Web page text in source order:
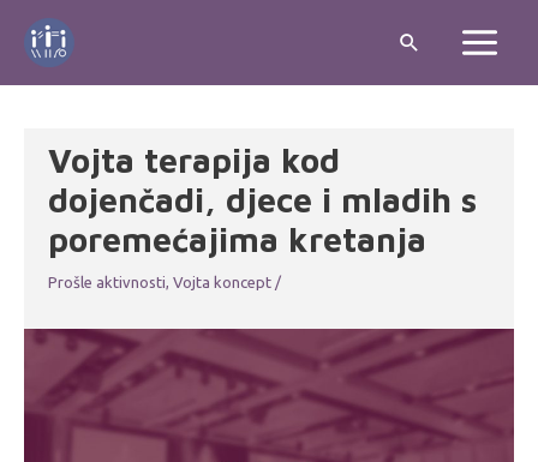
Search
Main
Vojta terapija kod
dojenčadi, djece i mladih s
poremećajima kretanja
Prošle aktivnosti, Vojta koncept /